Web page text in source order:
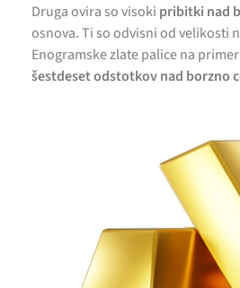
Druga ovira so visoki pribitki nad
osnova. Ti so odvisni od velikosti
Enogramske zlate palice na
šestdeset odstotkov nad borzno